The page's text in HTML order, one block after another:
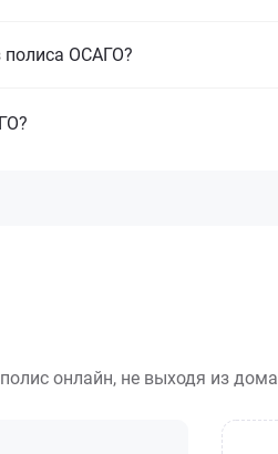
полиса ОСАГО?
онлайн, не выходя из дома